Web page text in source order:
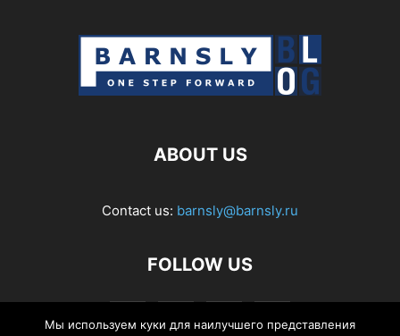
ABOUT US
Contact us: barnsly@barnsly.ru
FOLLOW US
Мы используем куки для наилучшего представления